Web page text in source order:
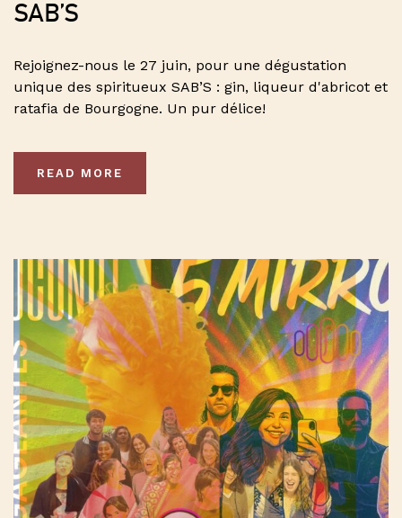
SAB’S
Rejoignez-nous le 27 juin, pour une dégustation
unique des spiritueux SAB’S : gin, liqueur d'abricot et
ratafia de Bourgogne. Un pur délice!
READ MORE